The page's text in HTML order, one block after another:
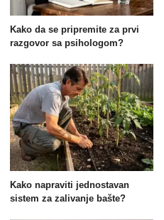
Kako da se pripremite za prvi
razgovor sa psihologom?
Kako napraviti jednostavan
sistem za zalivanje bašte?